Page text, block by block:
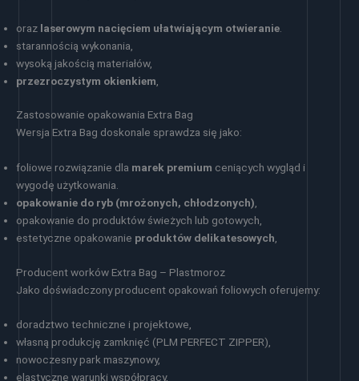
oraz laserowym nacięciem ułatwiającym otwieranie
starannością wykonania,
wysoką jakością materiałów,
przezroczystym okienkiem
Zastosowanie opakowania Extra Bag
Wersja Extra Bag doskonale sprawdza się jako:
foliowe rozwiązanie dla marek premium ceniących wygląd i
wygodę użytkowania.
opakowanie do ryb (mrożonych, chłodzonych)
opakowanie do produktów świeżych lub gotowych,
estetyczne opakowanie produktów delikatesowych
Producent worków Extra Bag – Plastmoroz
Jako doświadczony producent opakowań foliowych oferujemy:
doradztwo techniczne i projektowe,
własną produkcję zamknięć (PLM PERFECT ZIPPER),
nowoczesny park maszynowy,
elastyczne warunki współpracy,